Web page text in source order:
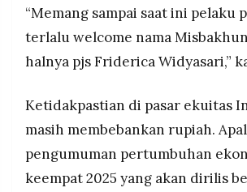
“Memang sampai saat ini pelaku
terlalu welcome nama
halnya pjs Friderica Widyasari,”
Ketidakpastian di pasar ekuitas
masih membebankan rupiah.
pengumuman pertumbuhan
keempat 2025 yang akan dirilis